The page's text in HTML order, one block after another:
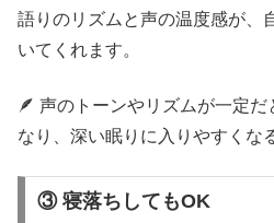
語りのリズムと声の温度感が、
いてくれます。
🪶 声のトーンやリズムが一定
なり、深い眠りに入りやすくな
③ 寝落ちしてもOK